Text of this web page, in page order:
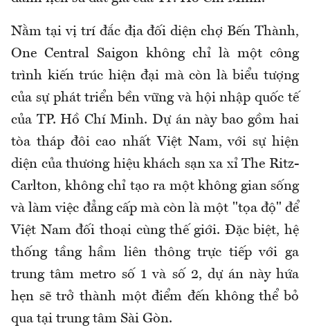
Nằm tại vị trí đắc địa đối diện chợ Bến Thành,
One Central Saigon không chỉ là một công
trình kiến trúc hiện đại mà còn là biểu tượng
của sự phát triển bền vững và hội nhập quốc tế
của TP. Hồ Chí Minh. Dự án này bao gồm hai
tòa tháp đôi cao nhất Việt Nam, với sự hiện
diện của thương hiệu khách sạn xa xỉ The Ritz-
Carlton, không chỉ tạo ra một không gian sống
và làm việc đẳng cấp mà còn là một "tọa độ" để
Việt Nam đối thoại cùng thế giới. Đặc biệt, hệ
thống tầng hầm liên thông trực tiếp với ga
trung tâm metro số 1 và số 2, dự án này hứa
hẹn sẽ trở thành một điểm đến không thể bỏ
qua tại trung tâm Sài Gòn.